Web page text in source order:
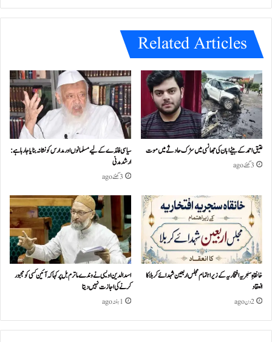
e
Related Articles
عتیق احمد کے بیٹے ابان کی جھانسی میں سڑک حادثے میں موت
3 گھنٹے ago
سیاسی فائدے کے لیے مسلمانوں اور مدارس کو نشانہ بنایا جا رہا ہے:
ارشد مدنی
3 گھنٹے ago
خانقاہِ سنجریہ افتخاریہ کے زیراہتمام مجلس اربعین شہدائے کربلا کا
انعقاد
2 دن ago
اسد الدین اویسی نے وندے ماترم بل پر کہا کہ آئین کسی کو مجبور
کرنے کی اجازت نہیں دیتا
1 ہفتہ ago